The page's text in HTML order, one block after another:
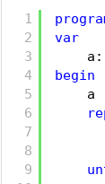
1
2
3
4
5
6
7
8
9
var
a:
begin
a